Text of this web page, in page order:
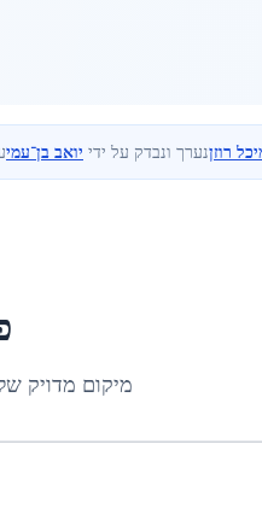
רוזןנערך ונבדק על ידי יואב בן־עמי
מיקום מדויק